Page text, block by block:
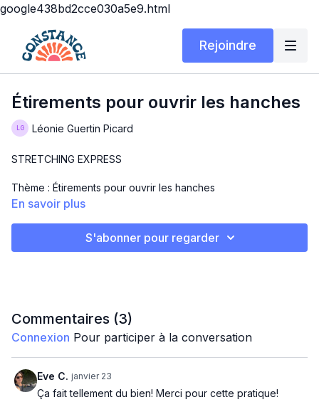
google438bd2cce030a5e9.html
Rejoindre
Étirements pour ouvrir les hanches
Léonie Guertin Picard
STRETCHING EXPRESS
Thème : Étirements pour ouvrir les hanches
Matériel : ton corps et ton tapis
Amusez-vous 😊
Léonie
En savoir plus
S'abonner pour regarder
Commentaires (3)
Connexion Pour participer à la conversation
Eve C. janvier 23
Ça fait tellement du bien! Merci pour cette pratique!